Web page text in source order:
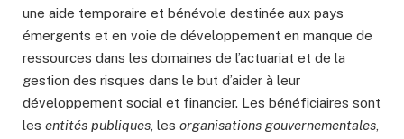
une aide temporaire et bénévole destinée aux pays
émergents et en voie de développement en manque de
ressources dans les domaines de l’actuariat et de la
gestion des risques dans le but d’aider à leur
développement social et financier. Les bénéficiaires sont
les entités publiques , les organisations gouvernementales